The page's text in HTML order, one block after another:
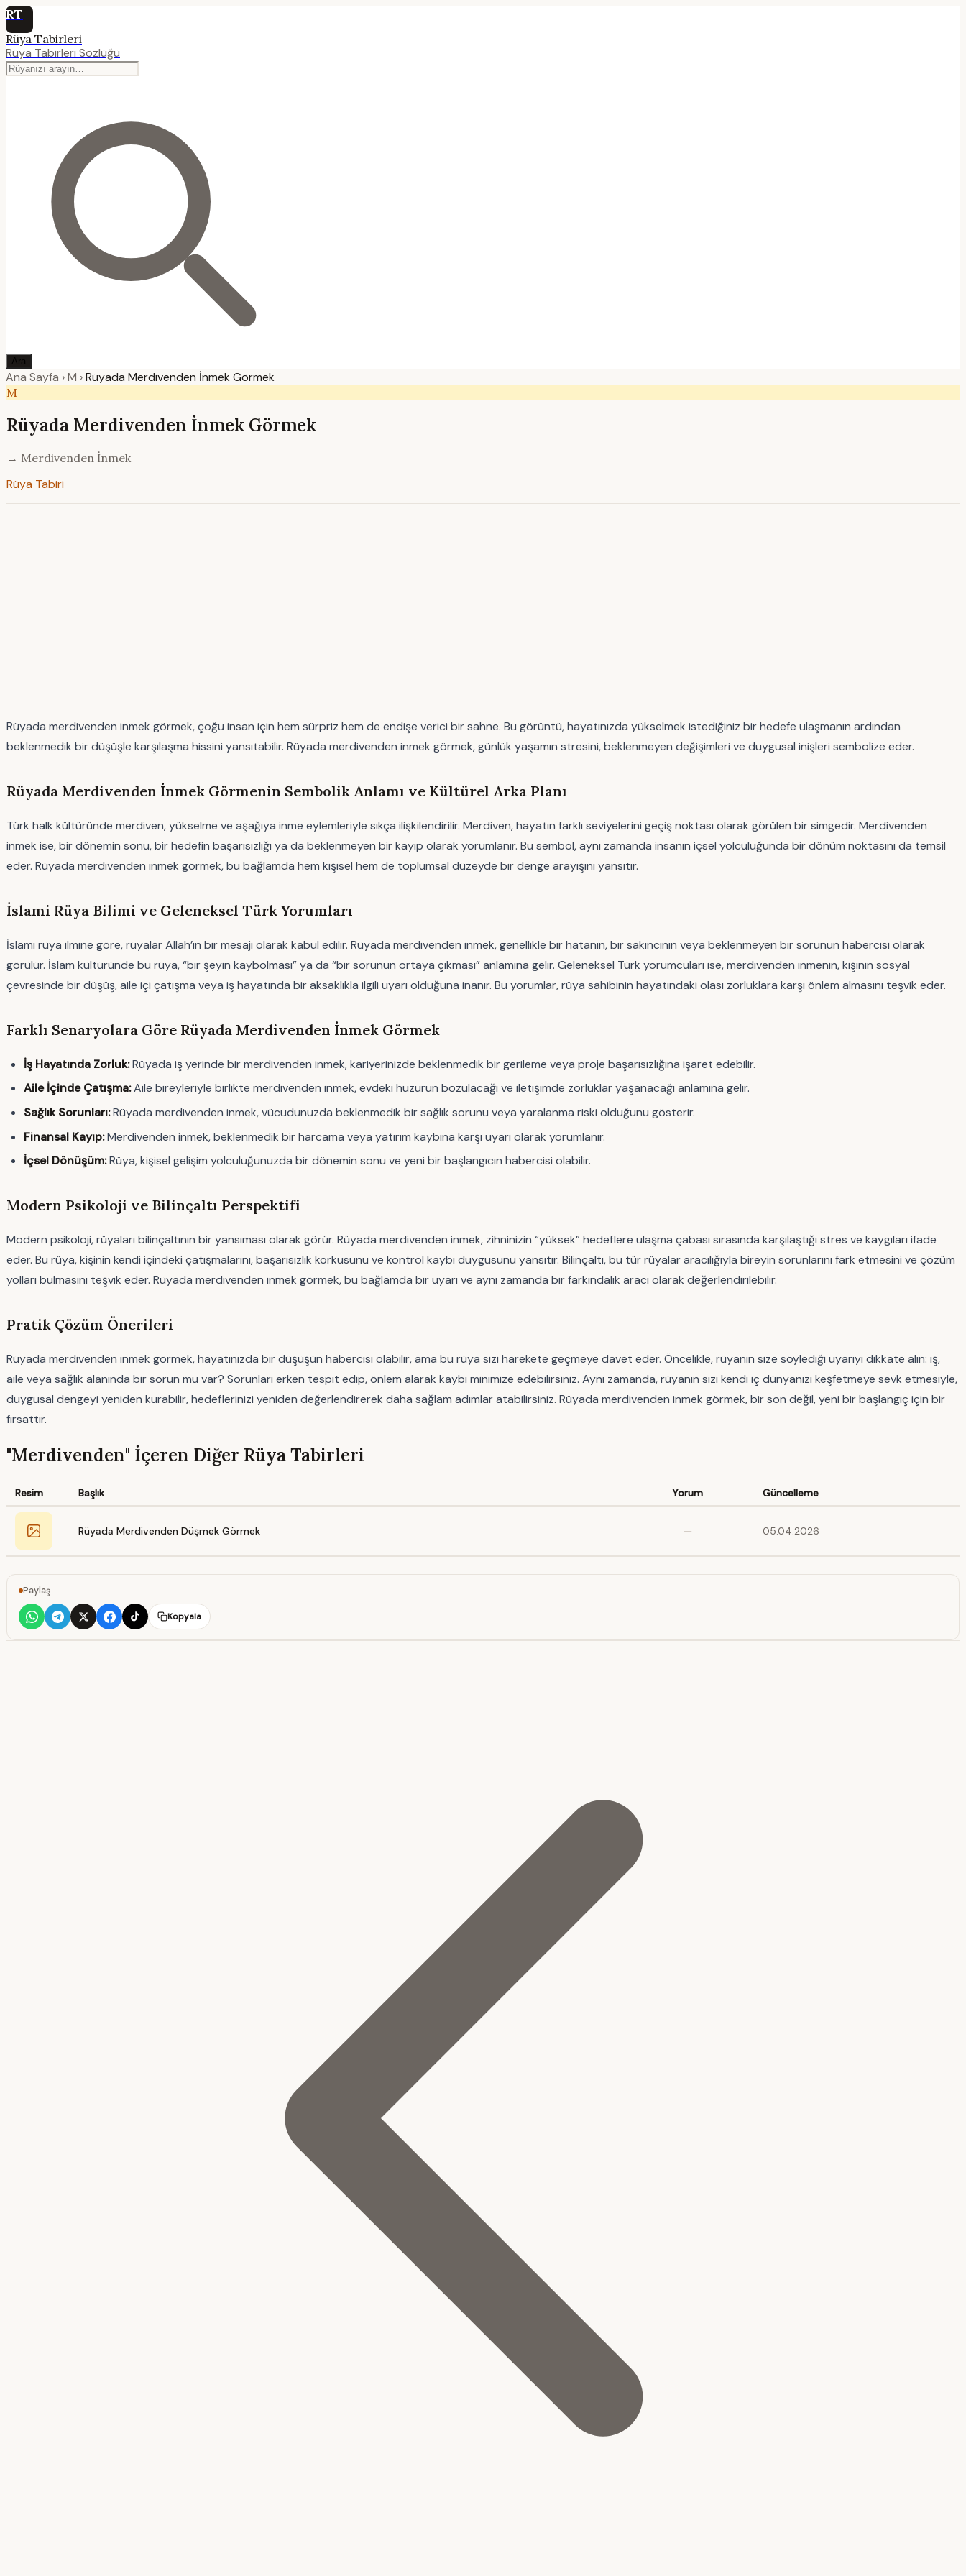
RT
Rüya Tabirleri
Rüya Tabirleri Sözlüğü
Ara
Ana Sayfa ›M ›Rüyada Merdivenden İnmek Görmek
M
Rüyada Merdivenden İnmek Görmek
→ Merdivenden İnmek
Rüya Tabiri
Rüyada merdivenden inmek görmek, çoğu insan için hem sürpriz hem de endişe verici bir sahne. Bu görüntü, hayatınızda yükselmek istediğiniz bir hedefe ulaşmanın ardından
beklenmedik bir düşüşle karşılaşma hissini yansıtabilir. Rüyada merdivenden inmek görmek, günlük yaşamın stresini, beklenmeyen değişimleri ve duygusal inişleri sembolize eder.
Rüyada Merdivenden İnmek Görmenin Sembolik Anlamı ve Kültürel Arka Planı
Türk halk kültüründe merdiven, yükselme ve aşağıya inme eylemleriyle sıkça ilişkilendirilir. Merdiven, hayatın farklı seviyelerini geçiş noktası olarak görülen bir simgedir. Merdivenden
inmek ise, bir dönemin sonu, bir hedefin başarısızlığı ya da beklenmeyen bir kayıp olarak yorumlanır. Bu sembol, aynı zamanda insanın içsel yolculuğunda bir dönüm noktasını da temsil
eder. Rüyada merdivenden inmek görmek, bu bağlamda hem kişisel hem de toplumsal düzeyde bir denge arayışını yansıtır.
İslami Rüya Bilimi ve Geleneksel Türk Yorumları
İslami rüya ilmine göre, rüyalar Allah’ın bir mesajı olarak kabul edilir. Rüyada merdivenden inmek, genellikle bir hatanın, bir sakıncının veya beklenmeyen bir sorunun habercisi olarak
görülür. İslam kültüründe bu rüya, “bir şeyin kaybolması” ya da “bir sorunun ortaya çıkması” anlamına gelir. Geleneksel Türk yorumcuları ise, merdivenden inmenin, kişinin sosyal
çevresinde bir düşüş, aile içi çatışma veya iş hayatında bir aksaklıkla ilgili uyarı olduğuna inanır. Bu yorumlar, rüya sahibinin hayatındaki olası zorluklara karşı önlem almasını teşvik eder.
Farklı Senaryolara Göre Rüyada Merdivenden İnmek Görmek
İş Hayatında Zorluk:Rüyada iş yerinde bir merdivenden inmek, kariyerinizde beklenmedik bir gerileme veya proje başarısızlığına işaret edebilir.
Aile İçinde Çatışma:Aile bireyleriyle birlikte merdivenden inmek, evdeki huzurun bozulacağı ve iletişimde zorluklar yaşanacağı anlamına gelir.
Sağlık Sorunları:Rüyada merdivenden inmek, vücudunuzda beklenmedik bir sağlık sorunu veya yaralanma riski olduğunu gösterir.
Finansal Kayıp:Merdivenden inmek, beklenmedik bir harcama veya yatırım kaybına karşı uyarı olarak yorumlanır.
İçsel Dönüşüm:Rüya, kişisel gelişim yolculuğunuzda bir dönemin sonu ve yeni bir başlangıcın habercisi olabilir.
Modern Psikoloji ve Bilinçaltı Perspektifi
Modern psikoloji, rüyaları bilinçaltının bir yansıması olarak görür. Rüyada merdivenden inmek, zihninizin “yüksek” hedeflere ulaşma çabası sırasında karşılaştığı stres ve kaygıları ifade
eder. Bu rüya, kişinin kendi içindeki çatışmalarını, başarısızlık korkusunu ve kontrol kaybı duygusunu yansıtır. Bilinçaltı, bu tür rüyalar aracılığıyla bireyin sorunlarını fark etmesini ve çözüm
yolları bulmasını teşvik eder. Rüyada merdivenden inmek görmek, bu bağlamda bir uyarı ve aynı zamanda bir farkındalık aracı olarak değerlendirilebilir.
Pratik Çözüm Önerileri
Rüyada merdivenden inmek görmek, hayatınızda bir düşüşün habercisi olabilir, ama bu rüya sizi harekete geçmeye davet eder. Öncelikle, rüyanın size söylediği uyarıyı dikkate alın: iş,
aile veya sağlık alanında bir sorun mu var? Sorunları erken tespit edip, önlem alarak kaybı minimize edebilirsiniz. Aynı zamanda, rüyanın sizi kendi iç dünyanızı keşfetmeye sevk etmesiyle,
duygusal dengeyi yeniden kurabilir, hedeflerinizi yeniden değerlendirerek daha sağlam adımlar atabilirsiniz. Rüyada merdivenden inmek görmek, bir son değil, yeni bir başlangıç için bir
fırsattır.
"Merdivenden" İçeren Diğer Rüya Tabirleri
Resim Başlık Yorum Güncelleme
Rüyada Merdivenden Düşmek Görmek — 05.04.2026
Paylaş
Kopyala